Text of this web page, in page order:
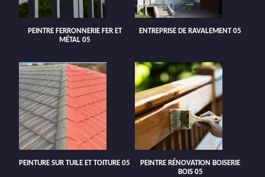
PEINTRE FERRONNERIE FER ET
MÉTAL 05
ENTREPRISE DE RAVALEMENT 05
PEINTURE SUR TUILE ET TOITURE 05
PEINTRE RÉNOVATION BOISERIE
BOIS 05